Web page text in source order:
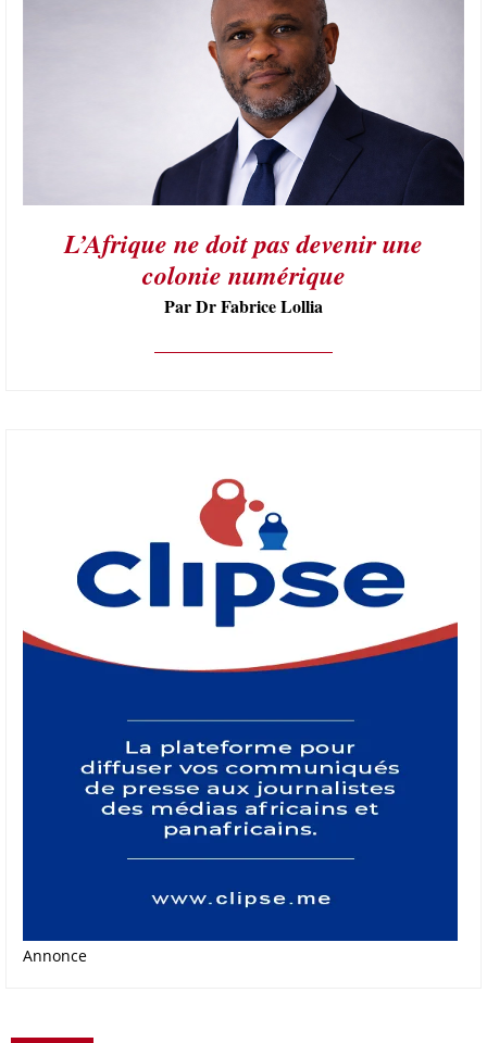
L’Afrique ne doit pas devenir une
colonie numérique
Par Dr Fabrice Lollia
Annonce